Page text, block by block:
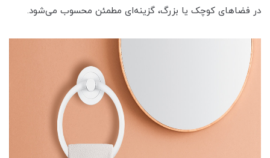
در فضاهای کوچک یا بزرگ، گزینه‌ای مطمئن محسوب می‌شود.